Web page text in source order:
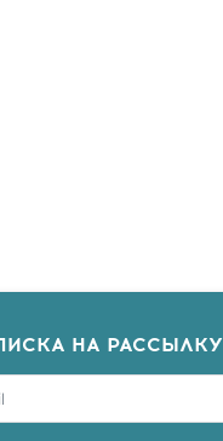
НА РАССЫЛКУ